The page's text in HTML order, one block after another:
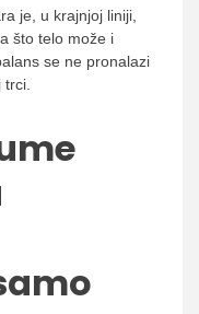
je, u krajnjoj liniji,
što telo može i
se ne pronalazi